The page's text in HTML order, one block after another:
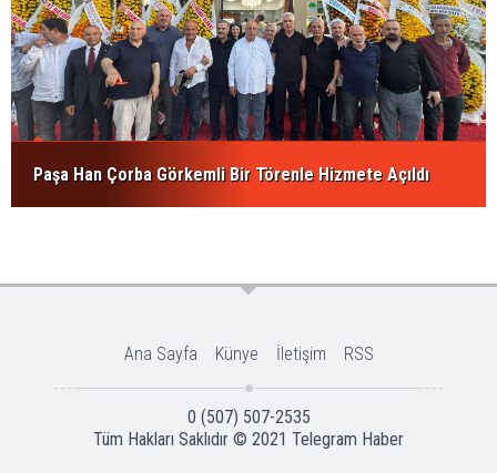
Paşa Han Çorba Görkemli Bir Törenle Hizmete Açıldı
Ana Sayfa Künye İletişim RSS
0 (507) 507-2535
Tüm Hakları Saklıdır © 2021 Telegram Haber